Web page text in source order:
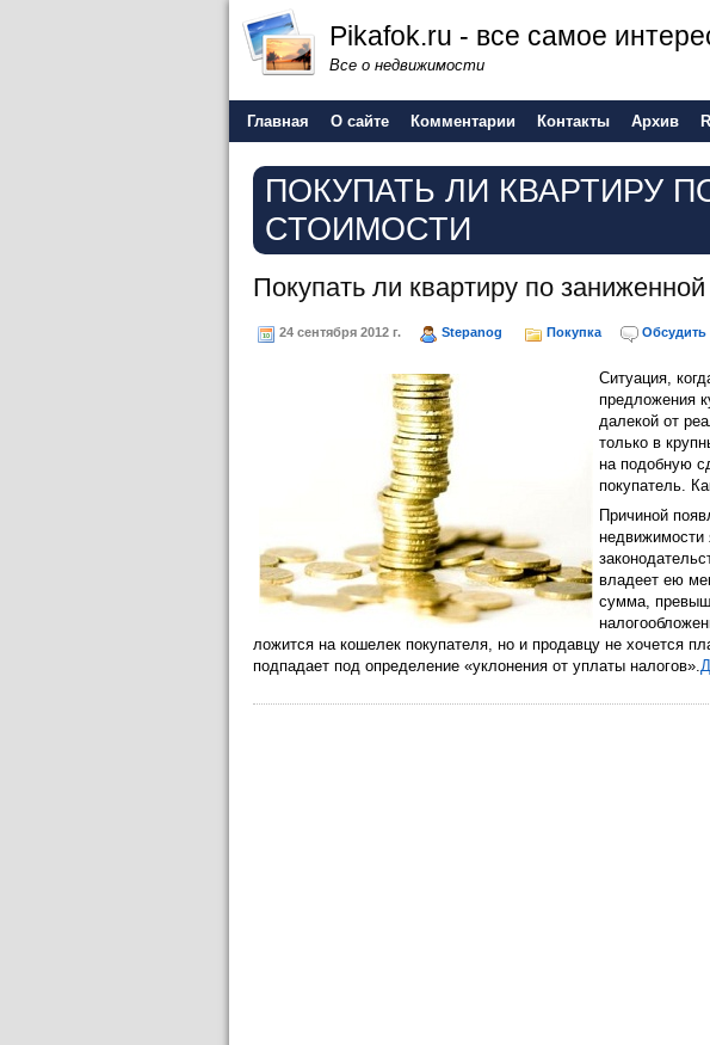
Pikafok.ru - все самое
Все о недвижимости
Главная О сайте Комментарии Контакты Архив
ПОКУПАТЬ ЛИ КВАРТИРУ
СТОИМОСТИ
Покупать ли квартиру по
24 сентября 2012 г. Stepanog Покупка Обсудить
Ситуация,
предложения
далекой от
только в
на подобную
покупатель.
Причиной
недвижимости
владеет ею
сумма,
ложится на кошелек покупателя, но и продавцу не хочется
подпадает под определение «уклонения от уплаты налогов».